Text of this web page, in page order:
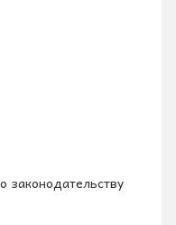
законодательству